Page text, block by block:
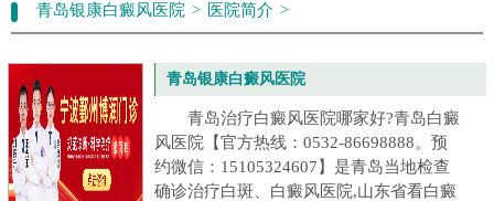
青岛银康白癜风医院 > 医院简介 >
青岛银康白癜风医院
青岛治疗白癜风医院哪家好?青岛白癜
风医院【官方热线：0532-86698888。预
约微信：15105324607】是青岛当地检查
确诊治疗白斑、白癜风医院,山东省看白癜